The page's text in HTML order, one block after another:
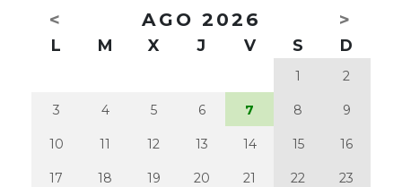
< AGO 2026 >
L M X J V S D
1 2
3 4 5 6 7 8 9
10 11 12 13 14 15 16
17 18 19 20 21 22 23